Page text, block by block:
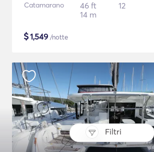
Filtri
Catamarano
46 ft
14 m
12
$1,549 /notte